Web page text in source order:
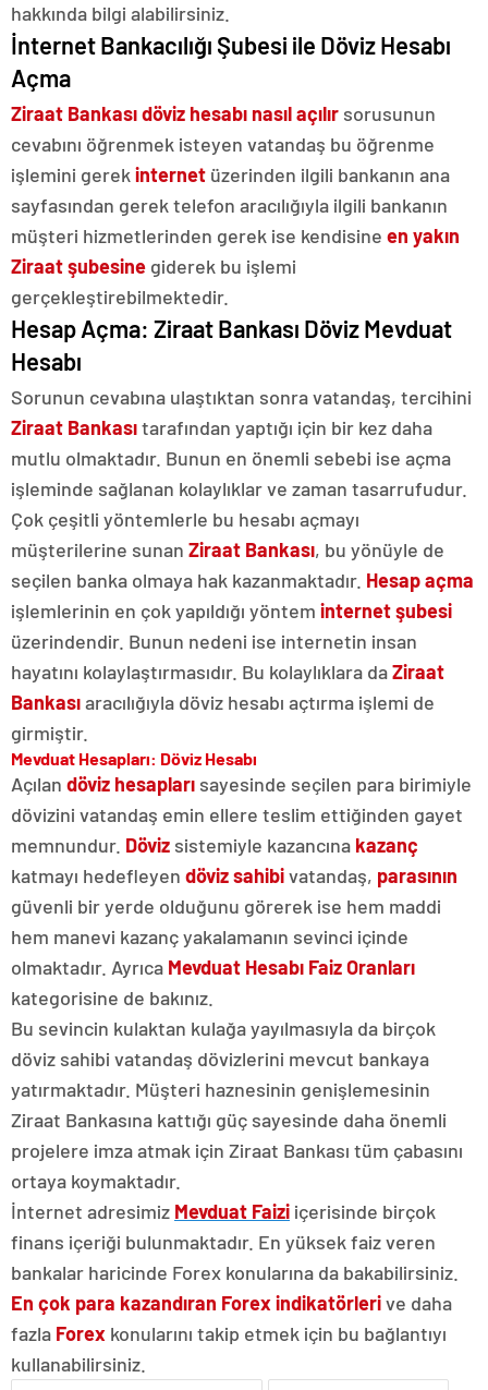
hakkında bilgi alabilirsiniz.
İnternet Bankacılığı Şubesi ile Döviz Hesabı
Açma
Ziraat Bankası döviz hesabı nasıl açılır sorusunun
cevabını öğrenmek isteyen vatandaş bu öğrenme
işlemini gerekinternet üzerinden ilgili bankanın ana
sayfasından gerek telefon aracılığıyla ilgili bankanın
müşteri hizmetlerinden gerek ise kendisine en yakın
Ziraat şubesine giderek bu işlemi
gerçekleştirebilmektedir.
Hesap Açma: Ziraat Bankası Döviz Mevduat
Hesabı
Sorunun cevabına ulaştıktan sonra vatandaş, tercihini
Ziraat Bankasıtarafından yaptığı için bir kez daha
mutlu olmaktadır. Bunun en önemli sebebi ise açma
işleminde sağlanan kolaylıklar ve zaman tasarrufudur.
Çok çeşitli yöntemlerle bu hesabı açmayı
müşterilerine sunan Ziraat Bankası, bu yönüyle de
seçilen banka olmaya hak kazanmaktadır. Hesap açma
işlemlerinin en çok yapıldığı yöntem internet şubesi
üzerindendir. Bunun nedeni ise internetin insan
hayatını kolaylaştırmasıdır. Bu kolaylıklara daZiraat
Bankasıaracılığıyla döviz hesabı açtırma işlemi de
girmiştir.
Mevduat Hesapları: Döviz Hesabı
Açılan döviz hesapları sayesinde seçilen para birimiyle
dövizini vatandaş emin ellere teslim ettiğinden gayet
memnundur. Döviz sistemiyle kazancına kazanç
katmayı hedefleyen döviz sahibivatandaş, parasının
güvenli bir yerde olduğunu görerek ise hem maddi
hem manevi kazanç yakalamanın sevinci içinde
olmaktadır. Ayrıca Mevduat Hesabı Faiz Oranları
kategorisine de bakınız.
Bu sevincin kulaktan kulağa yayılmasıyla da birçok
döviz sahibi vatandaş dövizlerini mevcut bankaya
yatırmaktadır. Müşteri haznesinin genişlemesinin
Ziraat Bankasına kattığı güç sayesinde daha önemli
projelere imza atmak için Ziraat Bankası tüm çabasını
ortaya koymaktadır.
İnternet adresimiz Mevduat Faizi içerisinde birçok
finans içeriği bulunmaktadır. En yüksek faiz veren
bankalar haricinde Forex konularına da bakabilirsiniz.
En çok para kazandıran Forex indikatörlerive daha
fazla Forex konularını takip etmek için bu bağlantıyı
kullanabilirsiniz.